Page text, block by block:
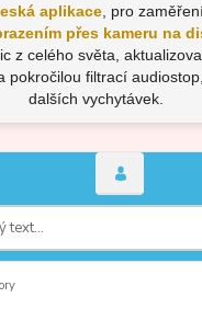
aplikace , pro
přes kameru na
z celého světa,
pokročilou filtrací
dalších vychytávek.